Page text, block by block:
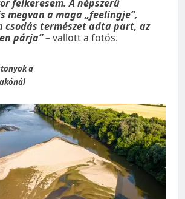
felkeresem. A népszerű
megvan a maga „feelingje”,
csodás természet adta part, az
párja” –vallott a fotós.
a